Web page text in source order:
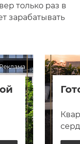
только раз в
зарабатывать